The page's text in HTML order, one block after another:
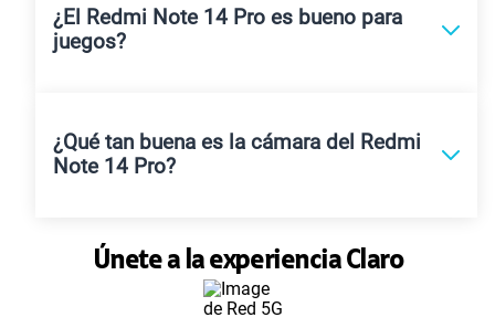
¿El Redmi Note 14 Pro es bueno para
juegos?
¿Qué tan buena es la cámara del Redmi
Note 14 Pro?
Únete a la experiencia Claro